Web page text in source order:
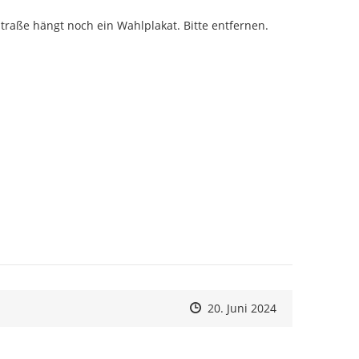
hängt noch ein Wahlplakat. Bitte entfernen.
Zeitpunkt des Erstellens
Zeitpunkt des Erstellens
20. Juni 2024Zur Äußerung